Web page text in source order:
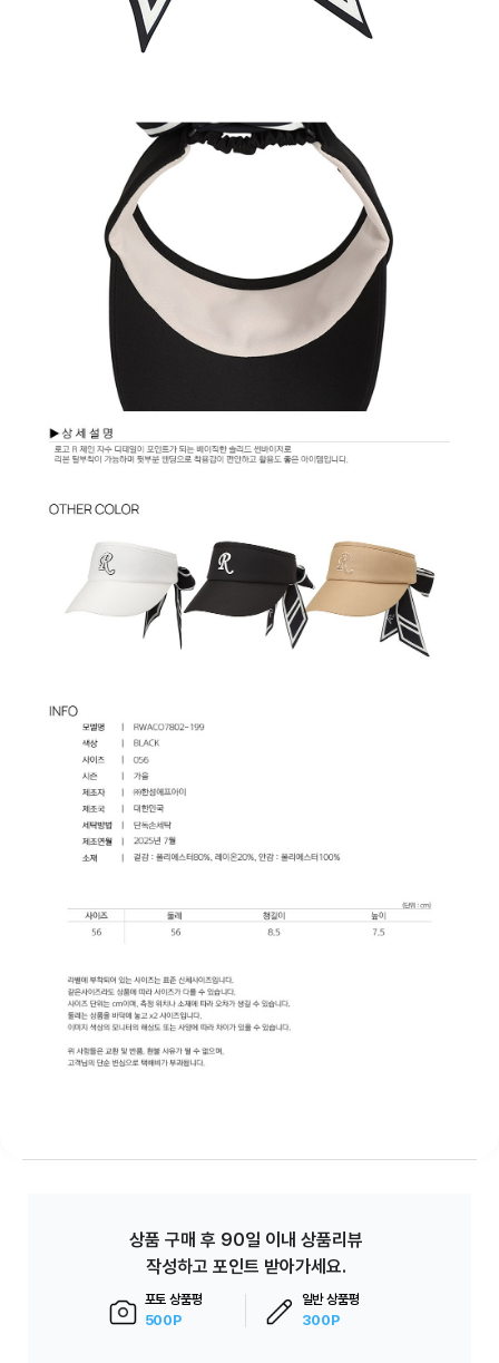
상품 구매 후 90일 이내 상품리뷰
작성하고 포인트 받아가세요.
포토 상품평
500P
일반 상품평
300P